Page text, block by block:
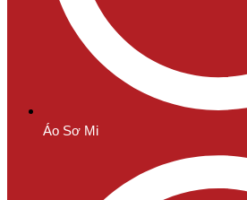
Áo Sơ Mi